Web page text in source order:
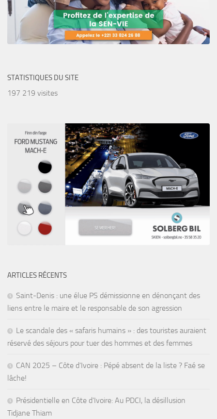
STATISTIQUES DU SITE
197 219 visites
ARTICLES RÉCENTS
Saint-Denis : une élue PS démissionne en dénonçant des
liens entre le maire et le responsable de son agression
Le scandale des « safaris humains » : des touristes auraient
réservé des séjours pour tuer des hommes et des femmes
CAN 2025 – Côte d’Ivoire : Pépé absent de la liste ? Faé se
lâche!
Présidentielle en Côte d’Ivoire: Au PDCI, la désillusion
Tidjane Thiam